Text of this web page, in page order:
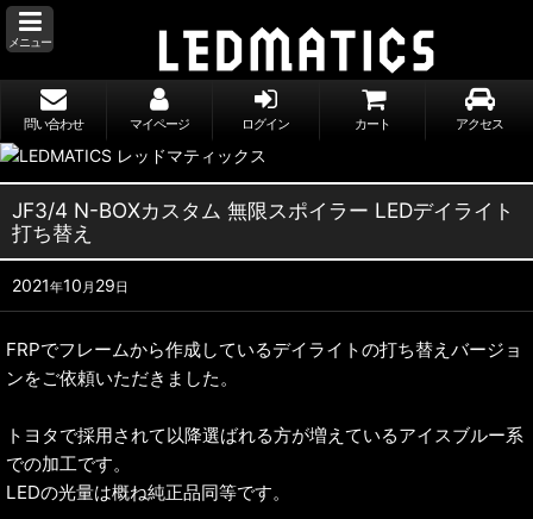
メニュー
問い合わせ マイページ ログイン カート アクセス
JF3/4 N-BOXカスタム 無限スポイラー LEDデイライト
打ち替え
2021年10 月 29日
FRPでフレームから作成しているデイライトの打ち替えバージョ
ンをご依頼いただきました。
トヨタで採用されて以降選ばれる方が増えているアイスブルー系
での加工です。
LEDの光量は概ね純正品同等です。